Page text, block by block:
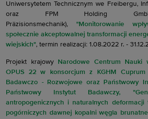
Uniwersytetem Technicznym we Freibergu,
oraz FPM Holding
Präzisionsmechanik), "Monitorowanie
społecznie akceptowalnej transformacji
wiejskich", termin realizacji: 1.08.2022 r. -
Projekt krajowy
Narodowe Centrum Nauki
OPUS 22 w konsorcjum z KGHM
Badawczo - Rozwojowe oraz Państwowy
Państwowy Instytut Badawczy,
antropogenicznych i naturalnych
pogórniczych dawnej kopalni węgla